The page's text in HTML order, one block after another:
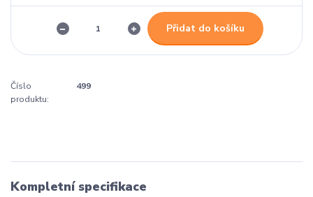
Přidat do košíku
Číslo
produktu:
499
Kompletní specifikace